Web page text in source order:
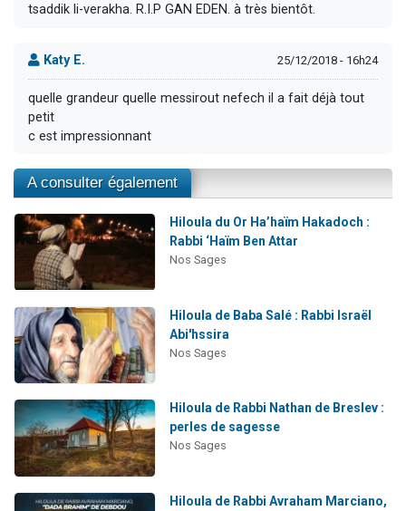
tsaddik li-verakha. R.I.P GAN EDEN. à très bientôt.
Katy E. 25/12/2018 - 16h24
quelle grandeur quelle messirout nefech il a fait déjà tout
petit
c est impressionnant
A consulter également
Hiloula du Or Ha’haïm Hakadoch :
Rabbi ‘Haïm Ben Attar
Nos Sages
Hiloula de Baba Salé : Rabbi Israël
Abi'hssira
Nos Sages
Hiloula de Rabbi Nathan de Breslev :
perles de sagesse
Nos Sages
Hiloula de Rabbi Avraham Marciano,